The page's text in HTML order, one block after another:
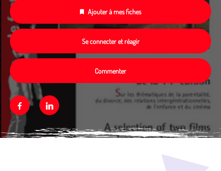
Ajouter à mes fiches
Se connecter et réagir
Commenter
FacebookLinkedin